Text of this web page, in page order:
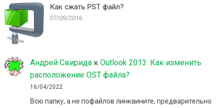
Как сжать PST файл?
07/09/2016
Андрей Свиридак Outlook 2013. Как изменить
расположение OST файла?
16/04/2022
Всю папку, а не пофайлов линкаините, предварительно